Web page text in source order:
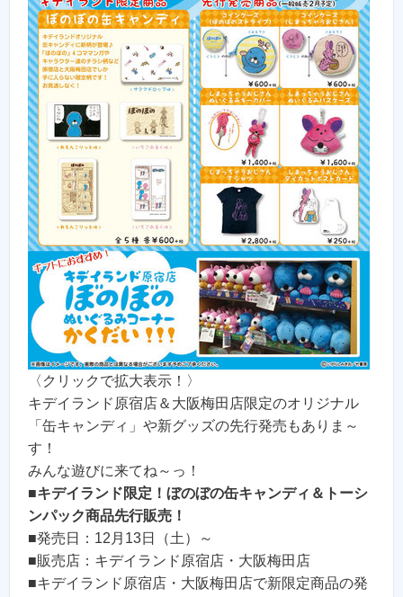
〈クリックで拡大表示！〉
キデイランド原宿店＆大阪梅田店限定のオリジナル
「缶キャンディ」や新グッズの先行発売もありま～
す！
みんな遊びに来てね～っ！
■キデイランド限定！ぼのぼの缶キャンディ＆トーシ
ンパック商品先行販売！
■発売日：12月13日（土）～
■販売店：キデイランド原宿店・大阪梅田店
■キデイランド原宿店・大阪梅田店で新限定商品の発